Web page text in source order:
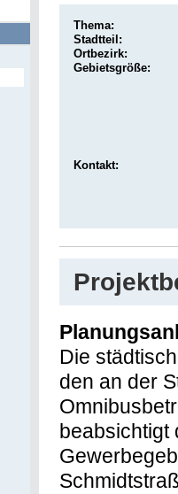
Thema:
Stadtteil:
Ortbezirk:
Gebietsgröße:
Kontakt:
Die
ABGHolding
Am
damit, den